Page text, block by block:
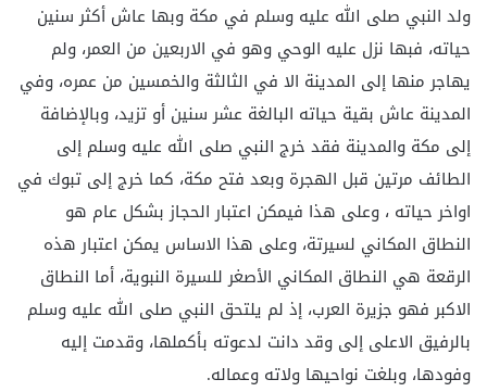
ولد النبي صلى الله عليه وسلم في مكة وبها عاش أكثر سنين
حياته، فبها نزل عليه الوحي وهو في الاربعين من العمر، ولم
يهاجر منها إلى المدينة الا في الثالثة والخمسين من عمره، وفي
المدينة عاش بقية حياته البالغة عشر سنين أو تزيد، وبالإضافة
إلى مكة والمدينة فقد خرج النبي صلى الله عليه وسلم إلى
الطائف مرتين قبل الهجرة وبعد فتح مكة، كما خرج إلى تبوك في
اواخر حياته ، وعلى هذا فيمكن اعتبار الحجاز بشكل عام هو
النطاق المكاني لسيرتة، وعلى هذا الاساس يمكن اعتبار هذه
الرقعة هي النطاق المكاني الأصغر للسيرة النبوية، أما النطاق
الاكبر فهو جزيرة العرب، إذ لم يلتحق النبي صلى الله عليه وسلم
بالرفيق الاعلى إلى وقد دانت لدعوته بأكملها، وقدمت إليه
وفودها، وبلغت نواحيها ولاته وعماله.